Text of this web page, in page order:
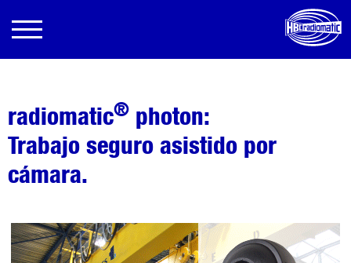
radiomatic® photon:
Trabajo seguro asistido por
cámara.